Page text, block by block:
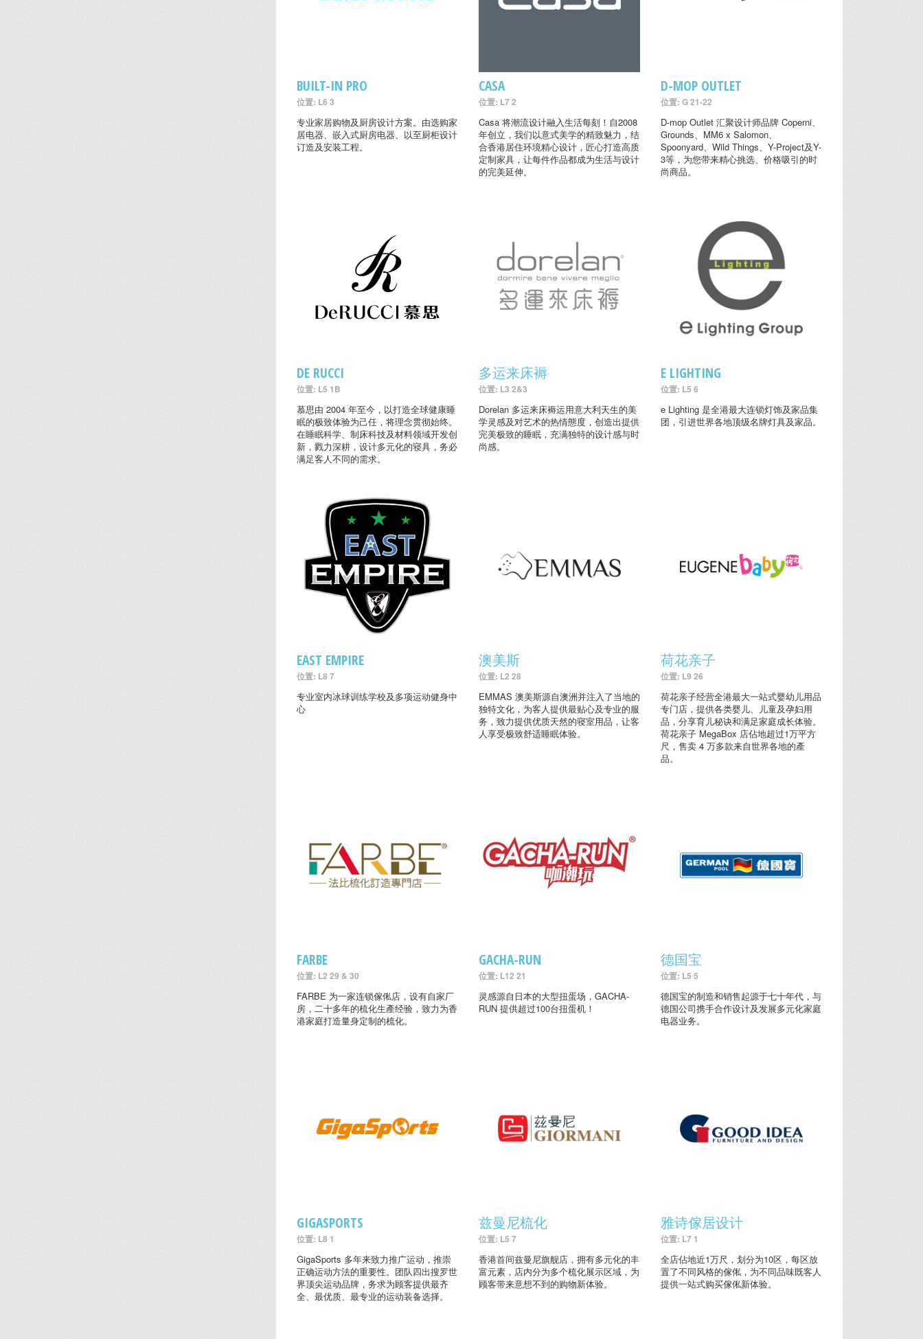
BUILT-IN PRO
位置: L6 3
专业家居购物及厨房设计方案。由选购家
居电器、嵌入式厨房电器、以至厨柜设计
订造及安装工程。
CASA
位置: L7 2
Casa 将潮流设计融入生活每刻！自2008
年创立，我们以意式美学的精致魅力，结
合香港居住环境精心设计，匠心打造高质
定制家具，让每件作品都成为生活与设计
的完美延伸。
D-MOP OUTLET
位置: G 21-22
D-mop Outlet 汇聚设计师品牌 Coperni、
Grounds、MM6 x Salomon、
Spoonyard、Wild Things、Y-Project及Y-
3等，为您带来精心挑选、价格吸引的时
尚商品。
DE RUCCI
位置: L5 1B
慕思由 2004 年至今，以打造全球健康睡
眠的极致体验为己任，将理念贯彻始终。
在睡眠科学、制床科技及材料领域开发创
新，戮力深耕，设计多元化的寝具，务必
满足客人不同的需求。
多运来床褥
位置: L3 2&3
Dorelan 多运来床褥运用意大利天生的美
学灵感及对艺术的热情態度，创造出提供
完美极致的睡眠，充满独特的设计感与时
尚感。
E LIGHTING
位置: L5 6
e Lighting 是全港最大连锁灯饰及家品集
团，引进世界各地顶级名牌灯具及家品。
EAST EMPIRE
位置: L8 7
专业室内冰球训练学校及多项运动健身中
心
澳美斯
位置: L2 28
EMMAS 澳美斯源自澳洲并注入了当地的
独特文化，为客人提供最贴心及专业的服
务，致力提供优质天然的寝室用品，让客
人享受极致舒适睡眠体验。
荷花亲子
位置: L9 26
荷花亲子经营全港最大一站式婴幼儿用品
专门店，提供各类婴儿、儿童及孕妇用
品，分享育儿秘诀和满足家庭成长体验。
荷花亲子 MegaBox 店佔地超过1万平方
尺，售卖 4 万多款来自世界各地的產
品。
FARBE
位置: L2 29 & 30
FARBE 为一家连锁傢俬店，设有自家厂
房，二十多年的梳化生產经验，致力为香
港家庭打造量身定制的梳化。
GACHA-RUN
位置: L12 21
灵感源自日本的大型扭蛋场，GACHA-
RUN 提供超过100台扭蛋机！
德国宝
位置: L5 5
德国宝的制造和销售起源于七十年代，与
德国公司携手合作设计及发展多元化家庭
电器业务。
GIGASPORTS
位置: L8 1
GigaSports 多年来致力推广运动，推崇
正确运动方法的重要性。团队四出搜罗世
界顶尖运动品牌，务求为顾客提供最齐
全、最优质、最专业的运动装备选择。
兹曼尼梳化
位置: L5 7
香港首间兹曼尼旗舰店，拥有多元化的丰
富元素，店内分为多个梳化展示区域，为
顾客带来意想不到的购物新体验。
雅诗傢居设计
位置: L7 1
全店佔地近1万尺，划分为10区，每区放
置了不同风格的傢俬，为不同品味既客人
提供一站式购买傢俬新体验。